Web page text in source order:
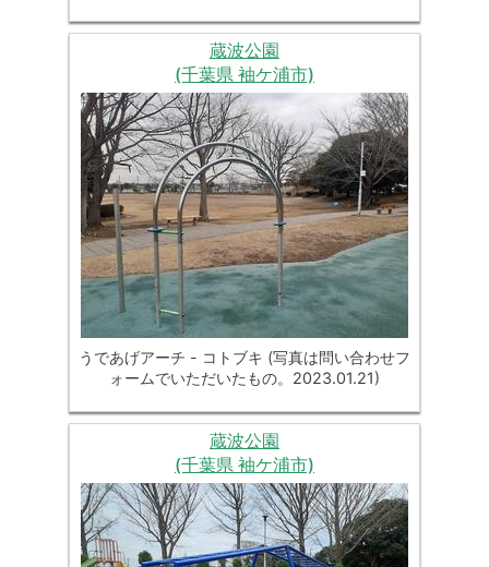
蔵波公園
(千葉県 袖ケ浦市)
うであげアーチ - コトブキ (写真は問い合わせフ
ォームでいただいたもの。2023.01.21)
蔵波公園
(千葉県 袖ケ浦市)